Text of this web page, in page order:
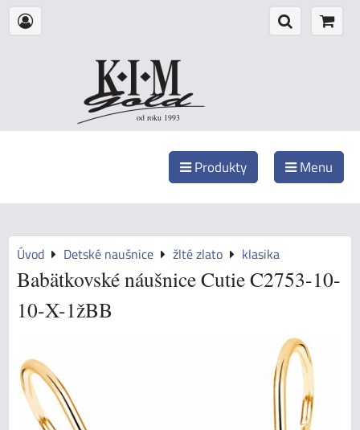
od roku 1993
Produkty Menu
Úvod Detské naušnice žlté zlato klasika
Babätkovské náušnice Cutie C2753-10-
10-X-1žBB